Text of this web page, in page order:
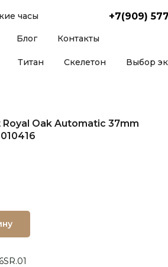
Блог Контакты
часы +7(909)
Титан Скелетон Выбор
Oak Automatic 37mm